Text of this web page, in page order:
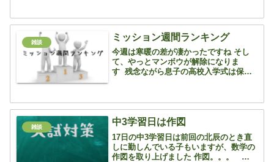
ば・・・ 1年生はとっても範囲が狭いで
雑談 ミッション週間ランキング
今週は寒暖の差が凄かったですね そし
て、やっとマンボウが解除になりま
す 残念ながら息子の高校入学式は保護
しようと思います 小学校の入学式が同時
刻なので、終わり次第駆け...
雑談 中3学習日は作図
17日の中3学習日は前回の北辰のとき直
しに勤しんでいる子もいますが、数学の
作図を取り上げました 作図。。。 コン